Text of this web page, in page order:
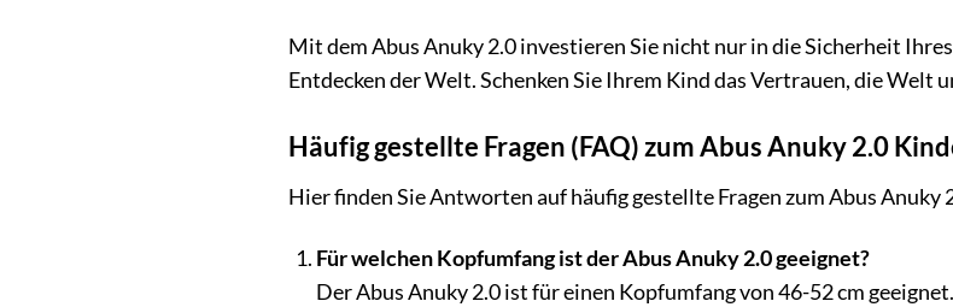
Mit dem Abus Anuky 2.0 investieren Sie nicht nur in die Sicherheit
Entdecken der Welt. Schenken Sie Ihrem Kind das Vertrauen, die
Häufig gestellte Fragen (FAQ) zum Abus Anuky 2.0
Hier finden Sie Antworten auf häufig gestellte Fragen zum Abus Anuky
Für welchen Kopfumfang ist der Abus Anuky 2.0 geeignet?
Der Abus Anuky 2.0 ist für einen Kopfumfang von 46-52 cm